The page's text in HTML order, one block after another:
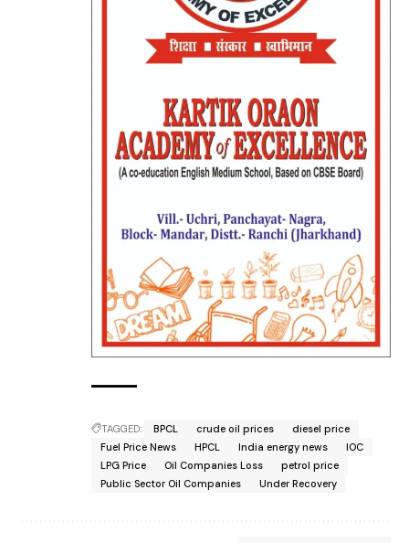
TAGGED: BPCL crude oil prices
diesel price
Fuel Price News
HPCL India energy news
IOC
LPG Price
Oil Companies Loss
petrol price
Public Sector Oil Companies
Under Recovery